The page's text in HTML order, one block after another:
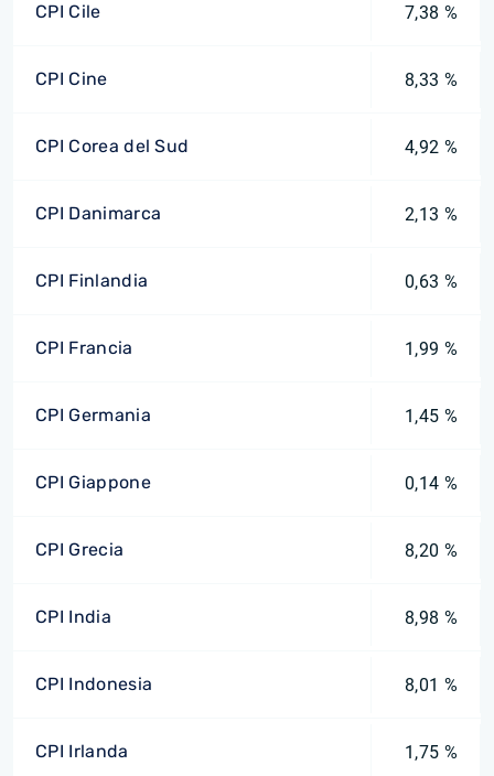
CPI Cile 7,38 %
CPI Cine 8,33 %
CPI Corea del Sud 4,92 %
CPI Danimarca 2,13 %
CPI Finlandia 0,63 %
CPI Francia 1,99 %
CPI Germania 1,45 %
CPI Giappone 0,14 %
CPI Grecia 8,20 %
CPI India 8,98 %
CPI Indonesia 8,01 %
CPI Irlanda 1,75 %